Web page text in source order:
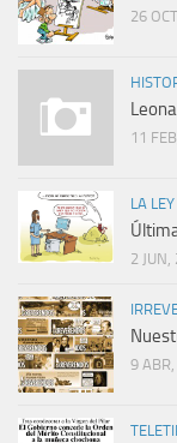
26
11
LA
2 JUN,
9